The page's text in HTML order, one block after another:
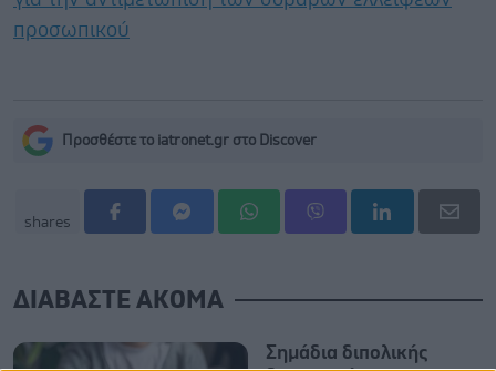
προσωπικού
Προσθέστε το iatronet.gr στο Discover
shares
ΔΙΑΒΑΣΤΕ ΑΚΟΜΑ
Σημάδια διπολικής